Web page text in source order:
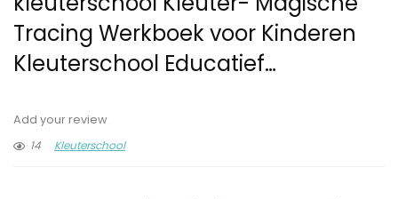
Tracing Werkboek voor Kinderen
Kleuterschool Educatief…
Add your review
14
Kleuterschool